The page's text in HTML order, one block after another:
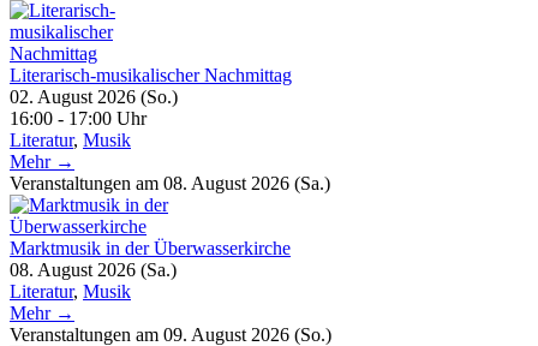
Literarisch-musikalischer Nachmittag
02. August 2026 (So.)
16:00 - 17:00 Uhr
Literatur, Musik
Mehr →
Veranstaltungen am 08. August 2026 (Sa.)
Marktmusik in der Überwasserkirche
08. August 2026 (Sa.)
Literatur, Musik
Mehr →
Veranstaltungen am 09. August 2026 (So.)